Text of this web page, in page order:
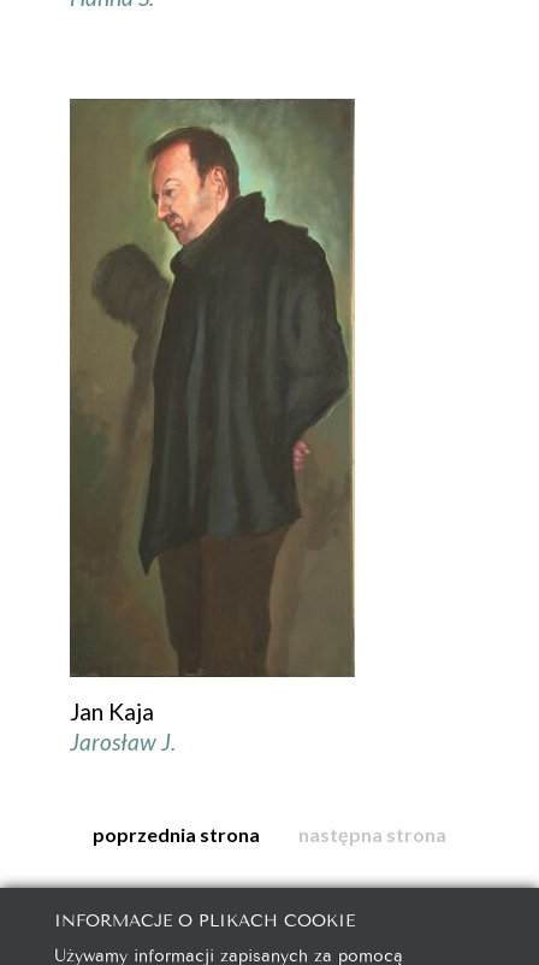
Jan Kaja
Jarosław J.
poprzednia strona następna strona
INFORMACJE O PLIKACH COOKIE
Używamy informacji zapisanych za pomocą